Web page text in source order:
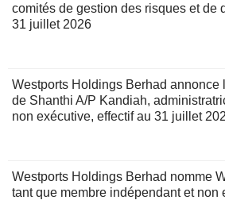
comités de gestion des risques et de
31 juillet 2026
Westports Holdings Berhad annonce
de Shanthi A/P Kandiah,
non exécutive, effectif au 31 juillet
Westports Holdings Berhad nomme
tant que membre indépendant et non